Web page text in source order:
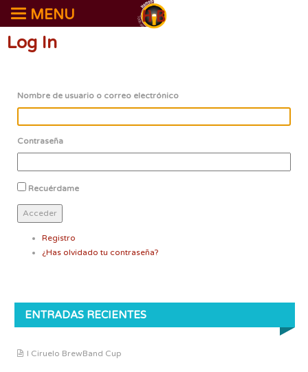
MENU
Log In
Nombre de usuario o correo electrónico
Contraseña
Recuérdame
Acceder
Registro
¿Has olvidado tu contraseña?
ENTRADAS RECIENTES
I Ciruelo BrewBand Cup